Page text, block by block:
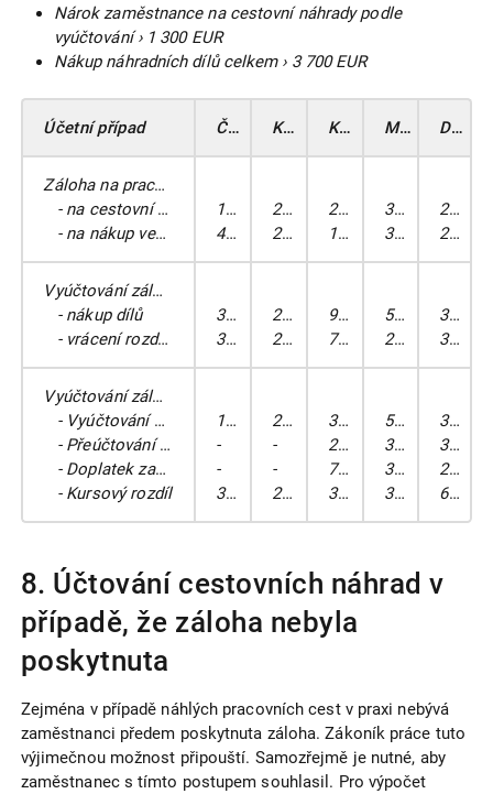
Nárok zaměstnance na cestovní náhrady podle
vyúčtování › 1 300 EUR
Nákup náhradních dílů celkem › 3 700 EUR
Účetní případ Částka v EUR Kurs Kč MD DAL
Záloha na pracovní cestu
- na cestovní výdaje
- na nákup ventilů
1 000
4 000
25,220
25,220
25 220
100 880
335.2
335.1
211
211
Vyúčtování zálohy na nákup náhradních dílů
- nákup dílů
- vrácení rozdílu
3 700
300
25,220
25,220
93 314
7 566
501
211
335.1
335.1
Vyúčtování zálohy na cestovní náhrady
- Vyúčtování náhrad
- Přeúčtování zálohy
- Doplatek zaměstnanci v Kč
- Kursový rozdíl
1 300
-
-
300
25,22
-
-
25,110
32 786
25 220
7 533
33
512
333
333
333
333
335.2
211
663
8. Účtování cestovních náhrad v
případě, že záloha nebyla
poskytnuta
Zejména v případě náhlých pracovních cest v praxi nebývá
zaměstnanci předem poskytnuta záloha. Zákoník práce tuto
výjimečnou možnost připouští. Samozřejmě je nutné, aby
zaměstnanec s tímto postupem souhlasil. Pro výpočet